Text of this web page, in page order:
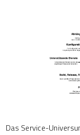
Das Service-